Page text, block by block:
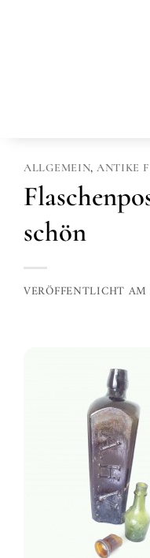
ALLGEMEIN, ANTIKE
schön
VERÖFFENTLICHT AM